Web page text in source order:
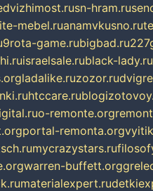
sn-hram.ru
mebel.ruanamvkusno.ru
9rota-game.rubigbad.ru
israelsale.rublack-lady.ru
ladalike.ruzozor.ru
htccare.ru
o-remonte.org
portal-remonta.org
mycrazystars.ru
warren-buffett.org
materialexpert.ru